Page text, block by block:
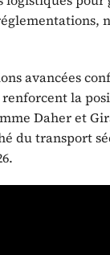
avancées
la
Daher et
du transport